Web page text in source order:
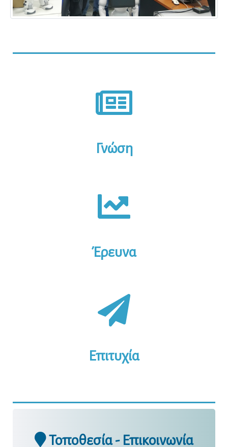
Γνώση
Έρευνα
Επιτυχία
Τοποθεσία - Επικοινωνία